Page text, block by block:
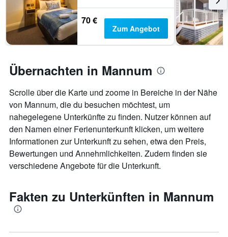
70 €
Zum Angebot
Übernachten in Mannum
Scrolle über die Karte und zoome in Bereiche in der Nähe
von Mannum, die du besuchen möchtest, um
nahegelegene Unterkünfte zu finden. Nutzer können auf
den Namen einer Ferienunterkunft klicken, um weitere
Informationen zur Unterkunft zu sehen, etwa den Preis,
Bewertungen und Annehmlichkeiten. Zudem finden sie
verschiedene Angebote für die Unterkunft.
Fakten zu Unterkünften in Mannum